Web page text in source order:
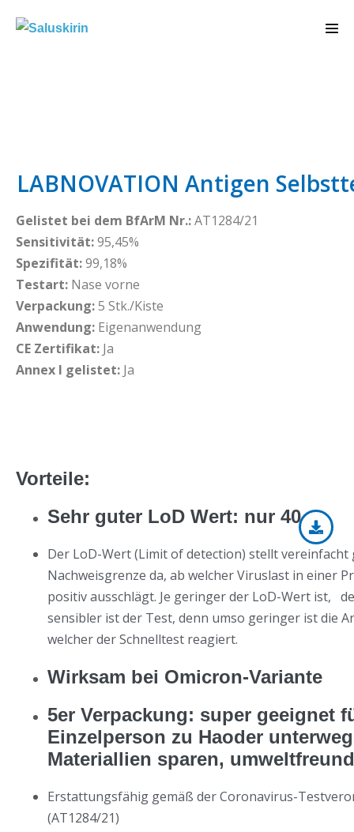
LABNOVATION Antigen
Gelistet bei dem BfArM Nr.:AT1284/21
Sensitivität:95,45%
Spezifität:99,18%
Testart: Nase vorne
Verpackung:5 Stk./Kiste
Anwendung: Eigenanwendung
CE Zertifikat: Ja
Annex I gelistet: Ja
Vorteile:
Sehr guter LoD Wert: nur 40
Der LoD-Wert (Limit of detection) stellt vereinfacht
Nachweisgrenze da, ab welcher Viruslast in einer
positiv ausschlägt. Je geringer der LoD-Wert ist,
sensibler ist der Test, denn umso geringer ist die
welcher der Schnelltest reagiert.
Wirksam bei Omicron-Variante
5er Verpackung: super geeignet
Einzelperson zu Haoder
Materiallien sparen,
Erstattungsfähig gemäß der Coronavirus-
(AT1284/21)